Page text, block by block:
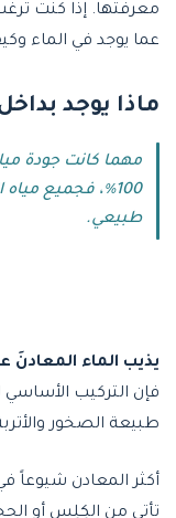
معرفتها. إذا كنت
عما يوجد في الماء
ماذا يوجد
مهما كانت جودة
100٪، فجميع
طبيعي.
يذيب الماء
فإن التركيب الأساسي
طبيعة الصخور
أكثر المعادن شيوعاً
تأتي من الكِلِس أو